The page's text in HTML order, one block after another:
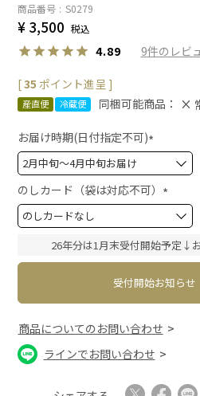
商品番号 S0279
¥ 3,500 税込
4.89 9
[35 ポイント進呈 ]
産直便 冷蔵便 同梱可能商品：
お届け時期(日付指定不可)
(
必
須
)
のしカード（袋は対応不可）
(
必
須
)
26年分は1月末受付開始予定↓
受付開始お知らせ
商品についてのお問い合わせ
ラインでお問い合わせ